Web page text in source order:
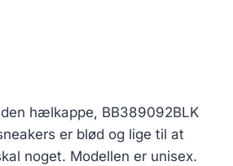
hælkappe, BB389092BLK
er blød og lige til at
noget. Modellen er unisex.